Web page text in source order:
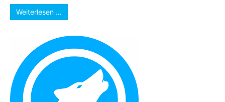
Weiterlesen …